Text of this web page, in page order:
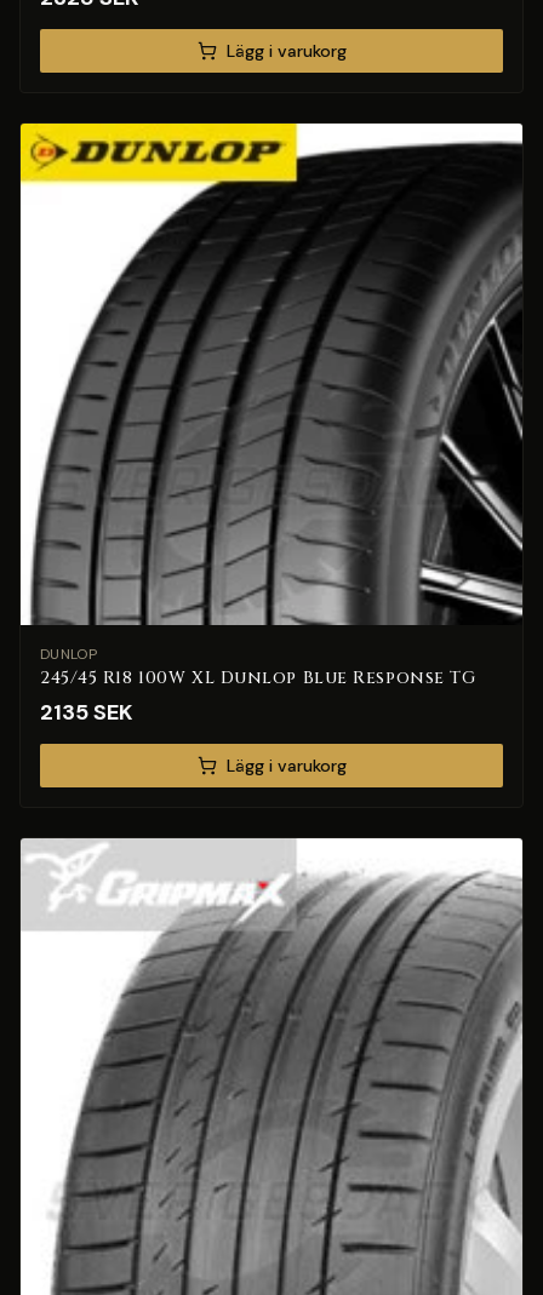
Lägg i varukorg
DUNLOP
245/45 R18 100W XL Dunlop Blue Response TG
2135SEK
Lägg i varukorg